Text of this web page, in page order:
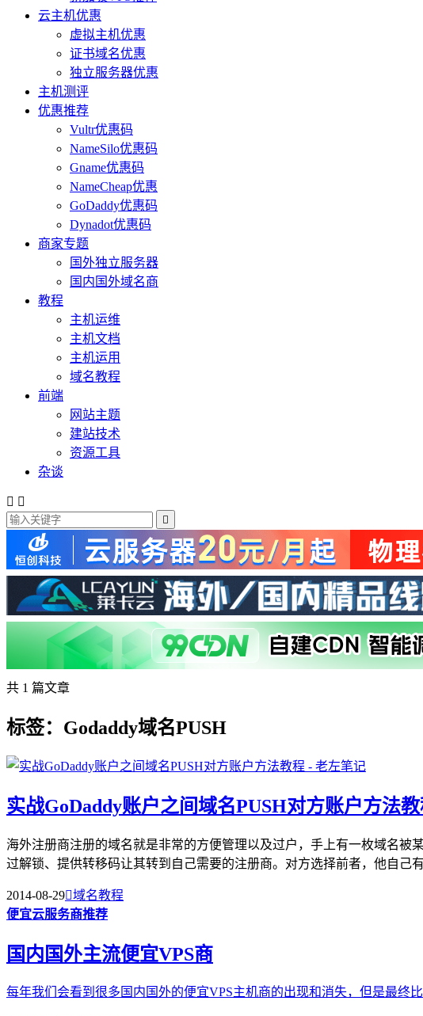
云主机优惠
虚拟主机优惠
证书域名优惠
独立服务器优惠
主机测评
优惠推荐
Vultr优惠码
NameSilo优惠码
Gname优惠码
NameCheap优惠
GoDaddy优惠码
Dynadot优惠码
商家专题
国外独立服务器
国内国外域名商
教程
主机运维
主机文档
主机运用
域名教程
前端
网站主题
建站技术
资源工具
杂谈
 

共 1 篇文章
标签：Godaddy域名PUSH
实战GoDaddy账户之间域名PUSH对方账户方法
海外注册商注册的域名就是非常的方便管理以及过户，手上有一枚域名被
过解锁、提供转移码让其转到自己需要的注册商。对方选择前者，他自己
2014-08-29域名教程
便宜云服务商推荐
国内国外主流便宜VPS商
每年我们会看到很多国内国外的便宜VPS主机商的出现和消失，但是最终